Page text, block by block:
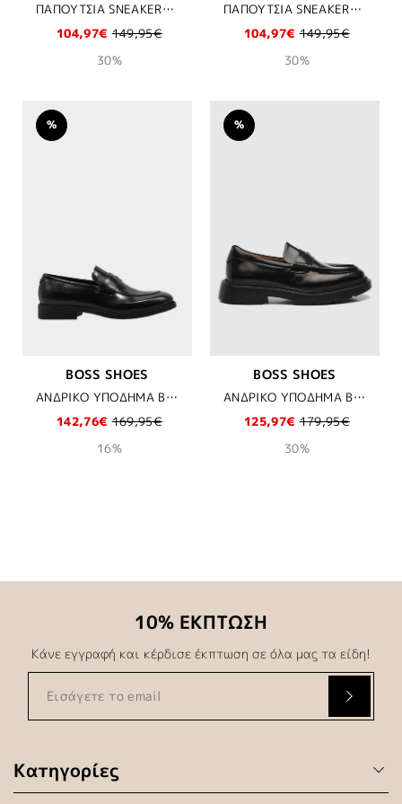
ΠΑΠΟΥΤΣΙΑ SNEAKERS BOSS SHOES - TAUPE SUEDE
104,97€ 149,95€
30%
ΠΑΠΟΥΤΣΙΑ SNEAKERS BOSS SHOES - NAVY SUEDE
104,97€ 149,95€
30%
BOSS SHOES
ΑΝΔΡΙΚΟ ΥΠΟΔΗΜΑ BOSS SHOES - BLK FLORENTIC
142,76€ 169,95€
16%
%
BOSS SHOES
ΑΝΔΡΙΚΟ ΥΠΟΔΗΜΑ BOSS SHOES - BLK FLORENTIC
125,97€ 179,95€
30%
%
Κατηγορίες
10% ΕΚΠΤΩΣΗ
Κάνε εγγραφή και κέρδισε έκπτωση σε όλα μας τα είδη!